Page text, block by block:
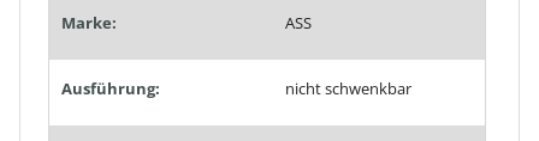
Marke: ASS
Ausführung: nicht schwenkbar